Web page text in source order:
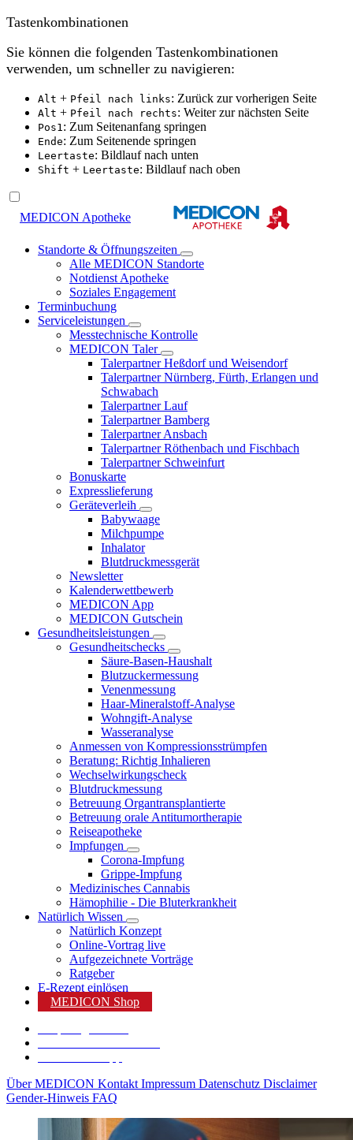
Tastenkombinationen
Sie können die folgenden Tastenkombinationen
verwenden, um schneller zu navigieren:
Alt + Pfeil nach links: Zurück zur vorherigen Seite
Alt + Pfeil nach rechts: Weiter zur nächsten Seite
Pos1 : Zum Seitenanfang springen
Ende: Zum Seitenende springen
Leertaste: Bildlauf nach unten
Shift + Leertaste: Bildlauf nach oben
MEDICON Apotheke
Standorte & Öffnungszeiten
Alle MEDICON Standorte
Notdienst Apotheke
Soziales Engagement
Terminbuchung
Serviceleistungen
Messtechnische Kontrolle
MEDICON Taler
Talerpartner Heßdorf und Weisendorf
Talerpartner Nürnberg, Fürth, Erlangen und
Schwabach
Talerpartner Lauf
Talerpartner Bamberg
Talerpartner Ansbach
Talerpartner Röthenbach und Fischbach
Talerpartner Schweinfurt
Bonuskarte
Expresslieferung
Geräteverleih
Babywaage
Milchpumpe
Inhalator
Blutdruckmessgerät
Newsletter
Kalenderwettbewerb
MEDICON App
MEDICON Gutschein
Gesundheitsleistungen
Gesundheitschecks
Säure-Basen-Haushalt
Blutzuckermessung
Venenmessung
Haar-Mineralstoff-Analyse
Wohngift-Analyse
Wasseranalyse
Anmessen von Kompressionsstrümpfen
Beratung: Richtig Inhalieren
Wechselwirkungscheck
Blutdruckmessung
Betreuung Organtransplantierte
Betreuung orale Antitumortherapie
Reiseapotheke
Impfungen
Corona-Impfung
Grippe-Impfung
Medizinisches Cannabis
Hämophilie - Die Bluterkrankheit
Natürlich Wissen
Natürlich Konzept
Online-Vortrag live
Aufgezeichnete Vorträge
Ratgeber
E-Rezept einlösen
MEDICON Shop
Über MEDICON Kontakt Impressum Datenschutz Disclaimer
Gender-Hinweis FAQ